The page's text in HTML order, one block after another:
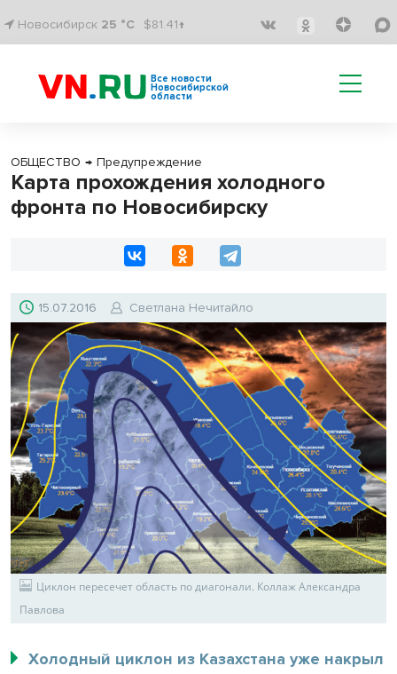
Новосибирск 25 °C $81.41↑
Все новости
Новосибирской
области
ОБЩЕСТВО → Предупреждение
Карта прохождения холодного
фронта по Новосибирску
15.07.2016 Светлана Нечитайло
Циклон пересечет область по диагонали. Коллаж Александра
Павлова
Холодный циклон из Казахстана уже накрыл